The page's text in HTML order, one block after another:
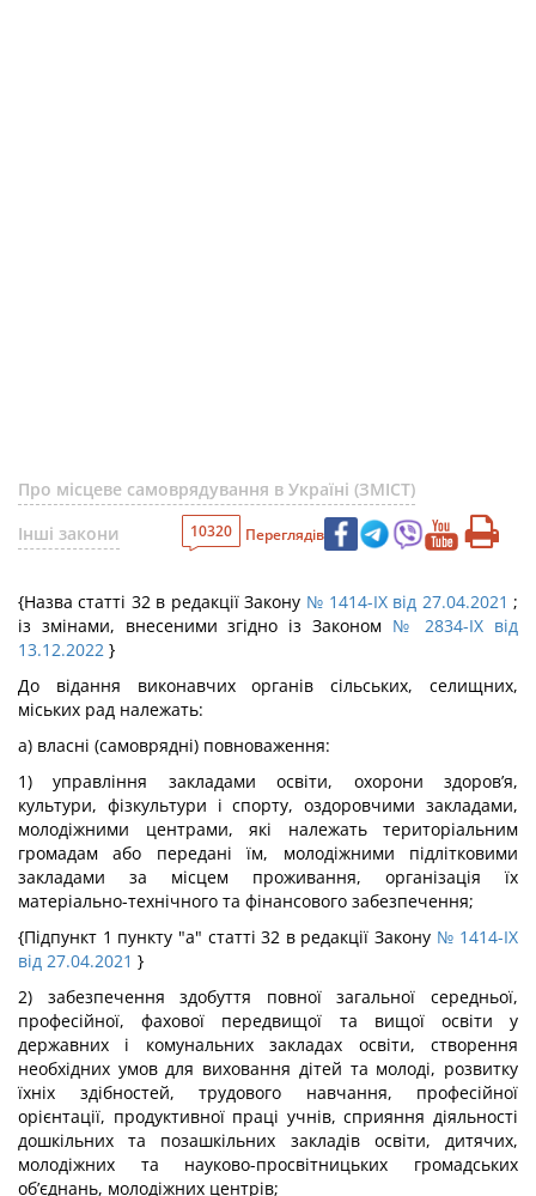
Про місцеве самоврядування в Україні (ЗМІСТ)
Інші закони
10320 Переглядів
{Назва статті 32 в редакції Закону № 1414-IX від 27.04.2021 ;
із змінами, внесеними згідно із Законом № 2834-IX від
13.12.2022 }
До відання виконавчих органів сільських, селищних,
міських рад належать:
а) власні (самоврядні) повноваження:
1) управління закладами освіти, охорони здоров’я,
культури, фізкультури і спорту, оздоровчими закладами,
молодіжними центрами, які належать територіальним
громадам або передані їм, молодіжними підлітковими
закладами за місцем проживання, організація їх
матеріально-технічного та фінансового забезпечення;
{Підпункт 1 пункту "а" статті 32 в редакції Закону № 1414-IX
від 27.04.2021 }
2) забезпечення здобуття повної загальної середньої,
професійної, фахової передвищої та вищої освіти у
державних і комунальних закладах освіти, створення
необхідних умов для виховання дітей та молоді, розвитку
їхніх здібностей, трудового навчання, професійної
орієнтації, продуктивної праці учнів, сприяння діяльності
дошкільних та позашкільних закладів освіти, дитячих,
молодіжних та науково-просвітницьких громадських
об’єднань, молодіжних центрів;